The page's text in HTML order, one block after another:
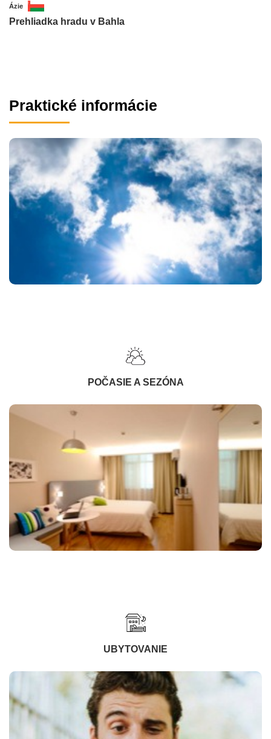
Ázie
Prehliadka hradu v Bahla
Praktické informácie
POČASIE A SEZÓNA
UBYTOVANIE